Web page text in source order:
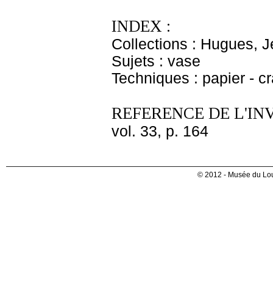
INDEX :
Collections : Hugues,
Sujets : vase
Techniques : papier -
REFERENCE DE
vol. 33, p. 164
© 2012 - Musée du